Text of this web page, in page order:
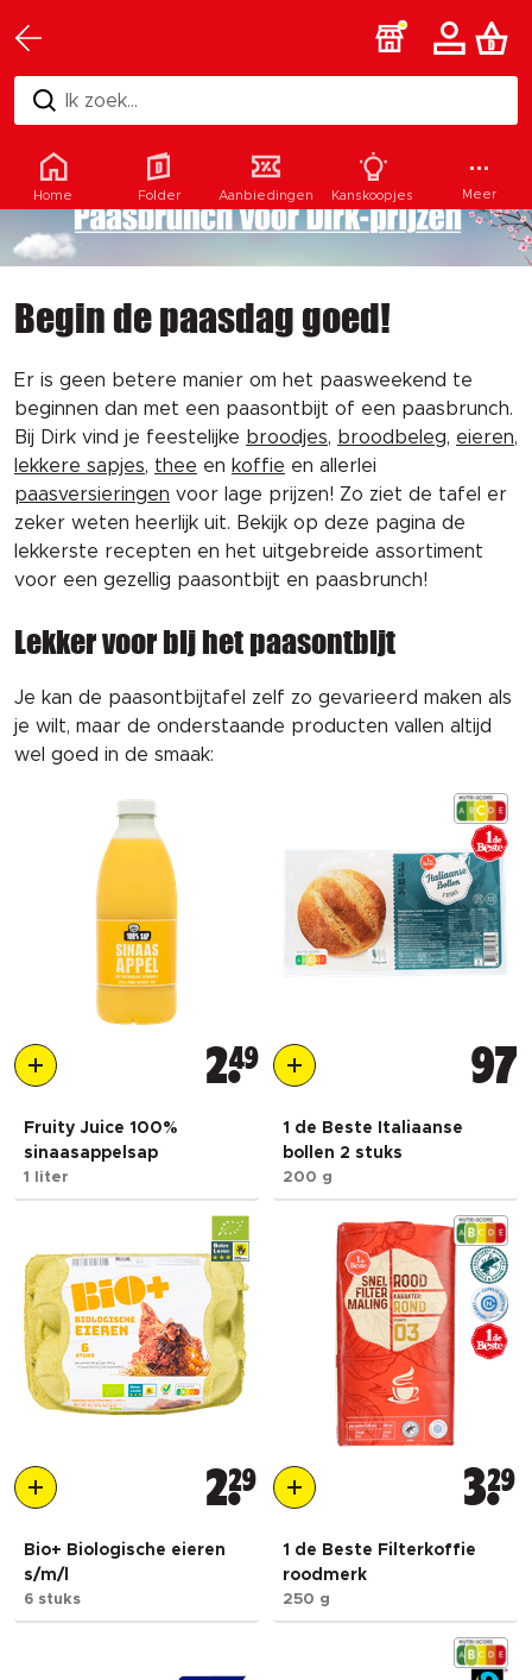
Ik zoek...
Begin de paasdag goed!
Er is geen betere manier om het paasweekend te
beginnen dan met een paasontbijt of een paasbrunch.
Bij Dirk vind je feestelijke broodjes, broodbeleg, eieren,
lekkere sapjes, thee en koffie en allerlei
paasversieringen voor lage prijzen! Zo ziet de tafel er
zeker weten heerlijk uit. Bekijk op deze pagina de
lekkerste recepten en het uitgebreide assortiment
voor een gezellig paasontbijt en paasbrunch!
Lekker voor bij het paasontbijt
Je kan de paasontbijtafel zelf zo gevarieerd maken als
je wilt, maar de onderstaande producten vallen altijd
wel goed in de smaak:
249
Fruity Juice 100%
sinaasappelsap
1 liter
97
1 de Beste Italiaanse
bollen 2 stuks
200 g
229
Bio+ Biologische eieren
s/m/l
6 stuks
329
1 de Beste Filterkoffie
roodmerk
250 g
Home Folder Aanbiedingen Kanskoopjes Meer